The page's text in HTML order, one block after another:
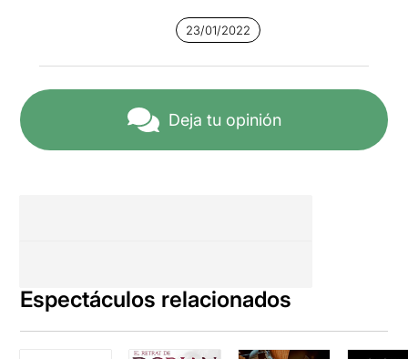
23/01/2022
Deja tu opinión
Espectáculos relacionados